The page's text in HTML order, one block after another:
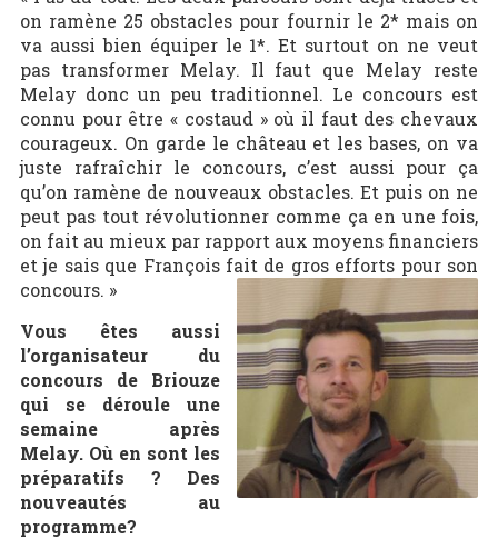
on ramène 25 obstacles pour fournir le 2* mais on
va aussi bien équiper le 1*. Et surtout on ne veut
pas transformer Melay. Il faut que Melay reste
Melay donc un peu traditionnel. Le concours est
connu pour être « costaud » où il faut des chevaux
courageux. On garde le château et les bases, on va
juste rafraîchir le concours, c’est aussi pour ça
qu’on ramène de nouveaux obstacles. Et puis on ne
peut pas tout révolutionner comme ça en une fois,
on fait au mieux par rapport aux moyens financiers
et je sais que François fait de gros efforts pour son
concours. »
Vous êtes aussi
l’organisateur du
concours de Briouze
qui se déroule une
semaine après
Melay. Où en sont les
préparatifs ? Des
nouveautés au
programme?